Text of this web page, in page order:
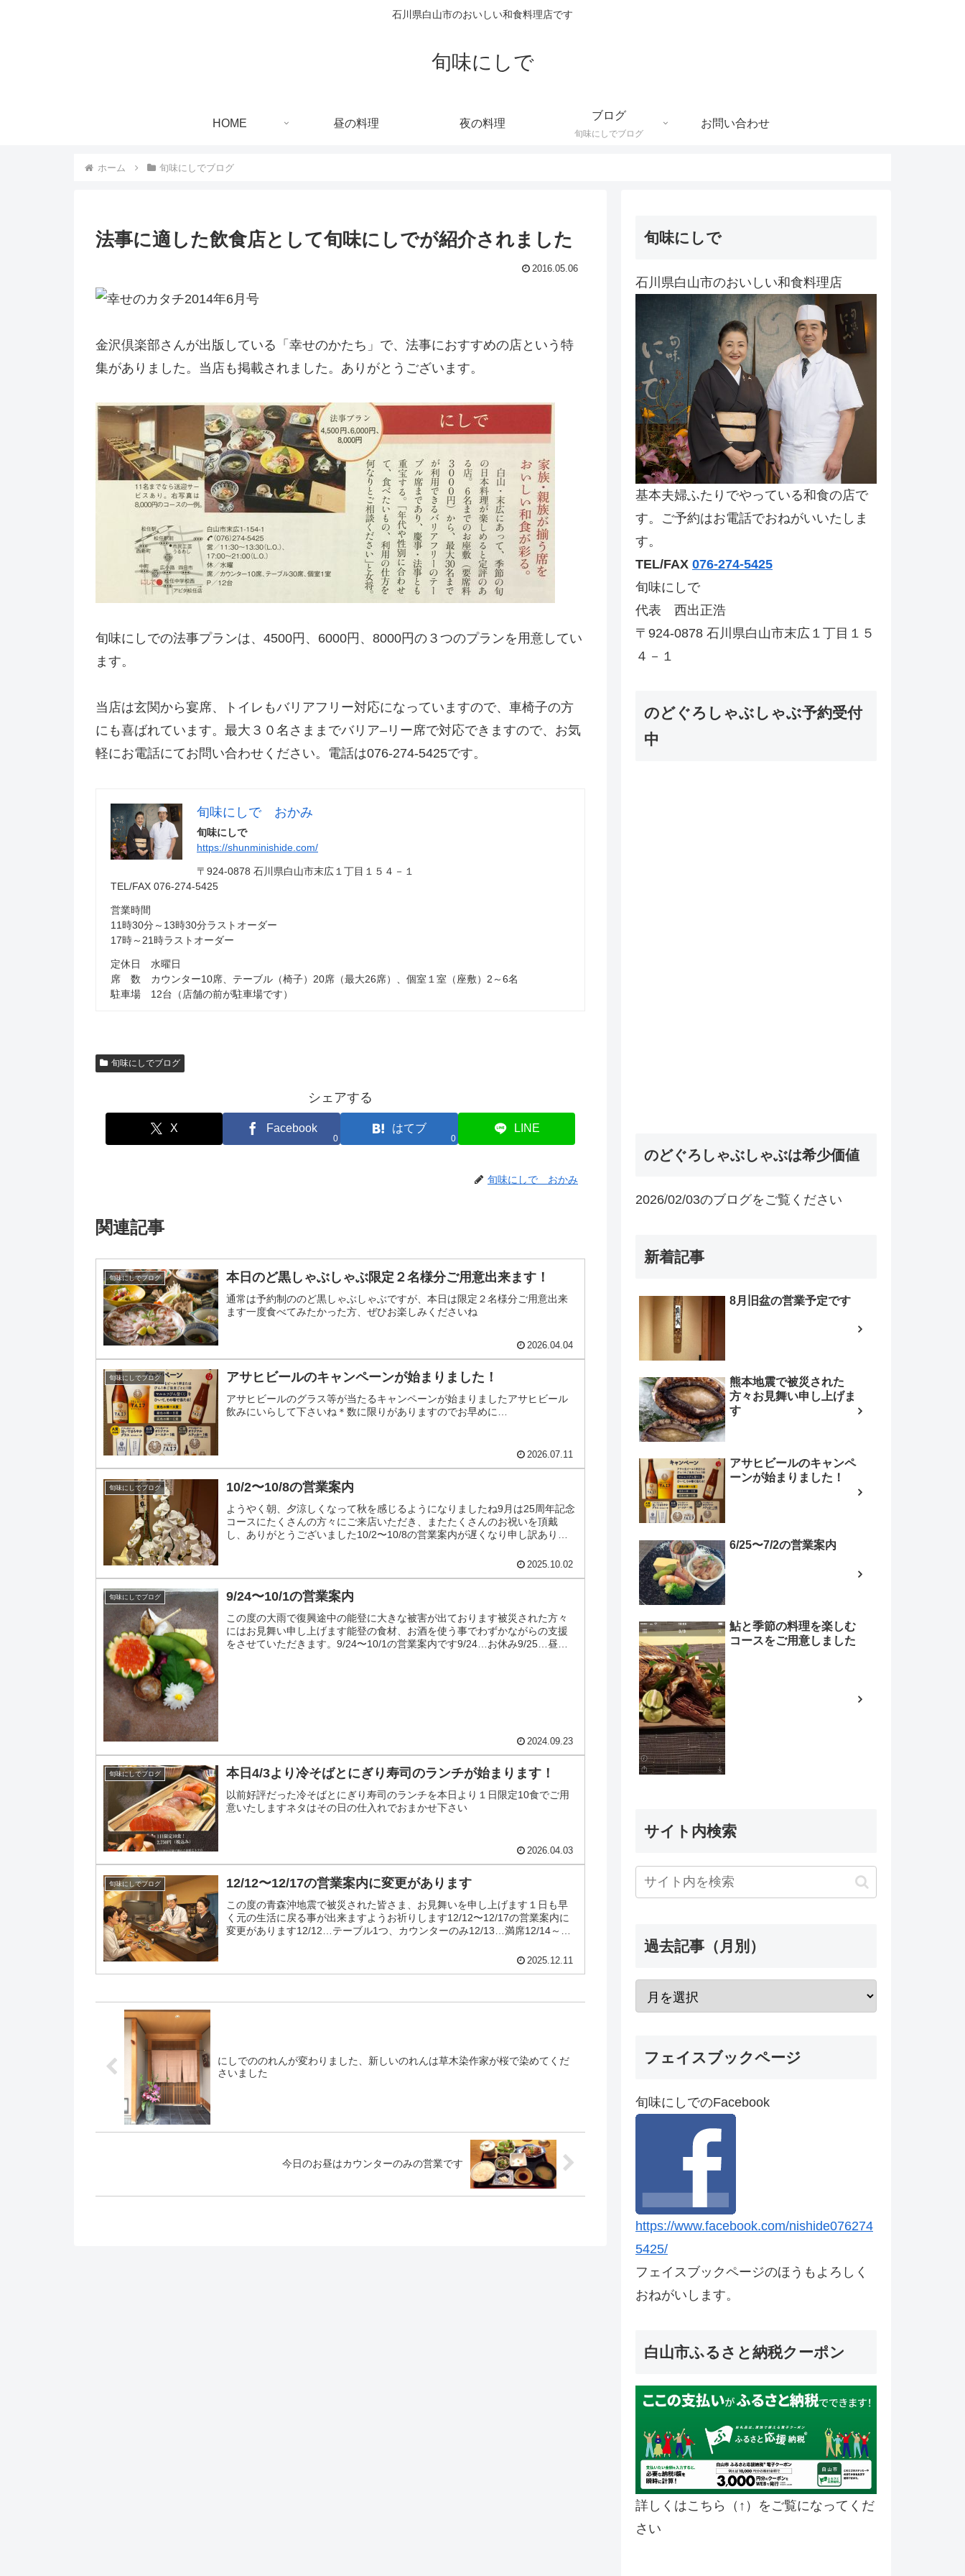
石川県白山市のおいしい和食料理店です
旬味にしで
HOME 昼の料理 夜の料理
ブログ
旬味にしでブログ
お問い合わせ
ホーム 旬味にしでブログ
法事に適した飲食店として旬味にしでが紹介されました
2016.05.06
金沢倶楽部さんが出版している「幸せのかたち」で、法事におすすめの店という特
集がありました。当店も掲載されました。ありがとうございます。
旬味にしでの法事プランは、4500円、6000円、8000円の３つのプランを用意してい
ます。
当店は玄関から宴席、トイレもバリアフリー対応になっていますので、車椅子の方
にも喜ばれています。最大３０名さままでバリア–リー席で対応できますので、お気
軽にお電話にてお問い合わせください。電話は076-274-5425です。
旬味にしで おかみ
旬味にしで
https://shunminishide.com/
〒924-0878 石川県白山市末広１丁目１５４－１
TEL/FAX 076-274-5425
営業時間
11時30分～13時30分ラストオーダー
17時～21時ラストオーダー
定休日 水曜日
席 数 カウンター10席、テーブル（椅子）20席（最大26席）、個室１室（座敷）2～6名
駐車場 12台（店舗の前が駐車場です）
旬味にしでブログ
シェアする
X Facebook
0
はてブ
0
LINE
旬味にしで おかみ
関連記事
旬味にしでブログ 本日のど黒しゃぶしゃぶ限定２名様分ご用意出来ます！
通常は予約制ののど黒しゃぶしゃぶですが、本日は限定２名様分ご用意出来
ます一度食べてみたかった方、ぜひお楽しみくださいね
2026.04.04
旬味にしでブログ アサヒビールのキャンペーンが始まりました！
アサヒビールのグラス等が当たるキャンペーンが始まりましたアサヒビール
飲みにいらして下さいね＊数に限りがありますのでお早めに…
2026.07.11
旬味にしでブログ 10/2〜10/8の営業案内
ようやく朝、夕涼しくなって秋を感じるようになりましたね9月は25周年記念
コースにたくさんの方々にご来店いただき、またたくさんのお祝いを頂戴
し、ありがとうございました10/2〜10/8の営業案内が遅くなり申し訳ありま
2025.10.02
旬味にしでブログ 9/24〜10/1の営業案内
この度の大雨で復興途中の能登に大きな被害が出ております被災された方々
にはお見舞い申し上げます能登の食材、お酒を使う事でわずかながらの支援
をさせていただきます。9/24〜10/1の営業案内です9/24…お休み9/25…昼は
2024.09.23
旬味にしでブログ 本日4/3より冷そばとにぎり寿司のランチが始まります！
以前好評だった冷そばとにぎり寿司のランチを本日より１日限定10食でご用
意いたしますネタはその日の仕入れでおまかせ下さい
2026.04.03
旬味にしでブログ 12/12〜12/17の営業案内に変更があります
この度の青森沖地震で被災された皆さま、お見舞いを申し上げます１日も早
く元の生活に戻る事が出来ますようお祈りします12/12〜12/17の営業案内に
変更があります12/12…テーブル1つ、カウンターのみ12/13…満席12/14～
2025.12.11
にしでののれんが変わりました、新しいのれんは草木染作家が桜で染めてくだ
さいました
今日のお昼はカウンターのみの営業です
旬味にしで
石川県白山市のおいしい和食料理店
基本夫婦ふたりでやっている和食の店で
す。ご予約はお電話でおねがいいたしま
す。
TEL/FAX 076-274-5425
旬味にしで
代表 西出正浩
〒924-0878 石川県白山市末広１丁目１５
４－１
のどぐろしゃぶしゃぶ予約受付
中
のどぐろしゃぶしゃぶは希少価値
2026/02/03のブログをご覧ください
新着記事
8月旧盆の営業予定です
熊本地震で被災された
方々お見舞い申し上げま
す
アサヒビールのキャンペ
ーンが始まりました！
6/25〜7/2の営業案内
鮎と季節の料理を楽しむ
コースをご用意しました
サイト内検索
過去記事（月別）
フェイスブックページ
旬味にしでのFacebook
https://www.facebook.com/nishide076274
5425/
フェイスブックページのほうもよろしく
おねがいします。
白山市ふるさと納税クーポン
詳しくはこちら（↑）をご覧になってくだ
さい